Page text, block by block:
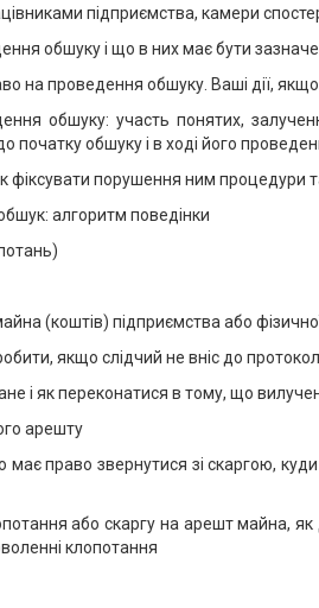
підприємства, камери
обшуку і що в них має бути
на проведення обшуку. Ваші дії,
обшуку: участь понятих,
початку обшуку і в ході його
фіксувати порушення ним
алгоритм поведінки
(коштів) підприємства або
якщо слідчий не вніс до
і як переконатися в тому, що
арешту
право звернутися зі скаргою,
або скаргу на арешт майна, як
клопотання